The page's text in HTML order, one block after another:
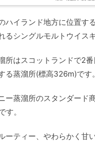
ハイランド地方に位置す
るシングルモルトウイスキ
所はスコットランドで2
る蒸溜所(標高326m)です。
ー蒸溜所のスタンダード
す。
ーティー、やわらかく甘